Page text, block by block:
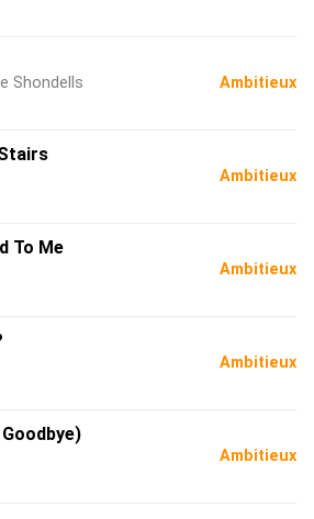
Shondells
Ambitieux
Ambitieux
To Me
Ambitieux
Ambitieux
Ambitieux